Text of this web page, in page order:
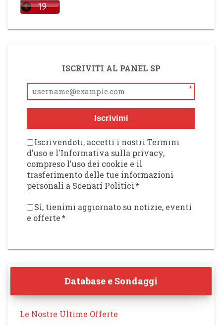
ISCRIVITI AL PANEL SP
*
Iscrivimi
Iscrivendoti, accetti i nostri Termini
d'uso e l'Informativa sulla privacy,
compreso l'uso dei cookie e il
trasferimento delle tue informazioni
personali a Scenari Politici*
Sì, tienimi aggiornato su notizie, eventi
e offerte*
Database e Sondaggi
Le Nostre Ultime Offerte